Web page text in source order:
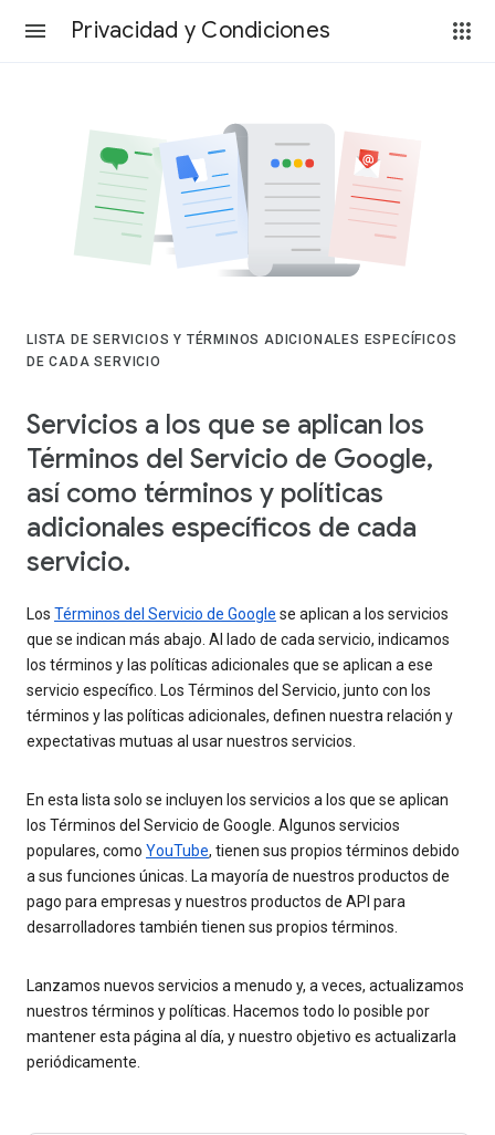
Privacidad y Condiciones
LISTA DE SERVICIOS Y TÉRMINOS ADICIONALES ESPECÍFICOS
DE CADA SERVICIO
Servicios a los que se aplican los
Términos del Servicio de Google,
así como términos y políticas
adicionales específicos de cada
servicio.
Los Términos del Servicio de Google se aplican a los servicios
que se indican más abajo. Al lado de cada servicio, indicamos
los términos y las políticas adicionales que se aplican a ese
servicio específico. Los Términos del Servicio, junto con los
términos y las políticas adicionales, definen nuestra relación y
expectativas mutuas al usar nuestros servicios.
En esta lista solo se incluyen los servicios a los que se aplican
los Términos del Servicio de Google. Algunos servicios
populares, como YouTube, tienen sus propios términos debido
a sus funciones únicas. La mayoría de nuestros productos de
pago para empresas y nuestros productos de API para
desarrolladores también tienen sus propios términos.
Lanzamos nuevos servicios a menudo y, a veces, actualizamos
nuestros términos y políticas. Hacemos todo lo posible por
mantener esta página al día, y nuestro objetivo es actualizarla
periódicamente.